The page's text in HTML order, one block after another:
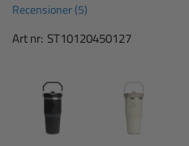
Recensioner (5)
Art nr: ST10120450127